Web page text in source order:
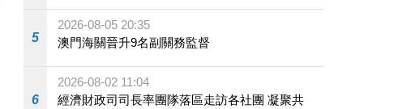
5
2026-08-05 20:35
澳門海關晉升9名副關務監督
6
2026-08-02 11:04
經濟財政司司長率團隊落區走訪各社團 凝聚共